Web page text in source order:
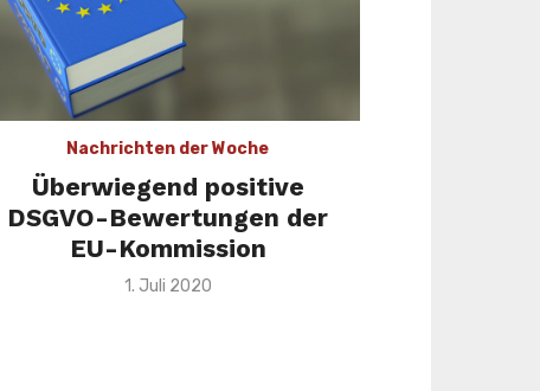
Nachrichten der Woche
Überwiegend positive
DSGVO-Bewertungen der
EU-Kommission
Veröffentlicht
1. Juli 2020